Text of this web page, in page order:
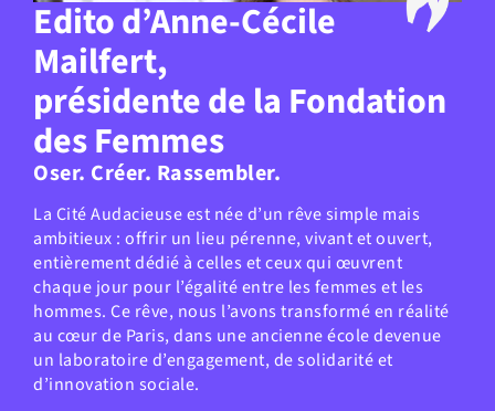
Edito d’Anne-Cécile
Mailfert,
présidente de la Fondation
des Femmes
Oser. Créer. Rassembler.
La Cité Audacieuse est née d’un rêve simple mais
ambitieux : offrir un lieu pérenne, vivant et ouvert,
entièrement dédié à celles et ceux qui œuvrent
chaque jour pour l’égalité entre les femmes et les
hommes. Ce rêve, nous l’avons transformé en réalité
au cœur de Paris, dans une ancienne école devenue
un laboratoire d’engagement, de solidarité et
d’innovation sociale.